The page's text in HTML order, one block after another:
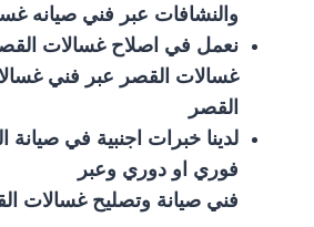
والنشافات عبر فني صيانه
نعمل في اصلاح غسالات
غسالات القصر عبر فني
القصر
لدينا خبرات اجنبية في
فوري او دوري وعبر
فني صيانة وتصليح غسالات